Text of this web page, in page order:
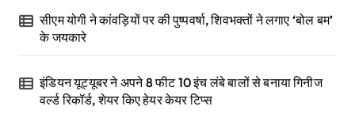
सीएम योगी ने कांवड़ियों पर की पुष्पवर्षा, शिवभक्तों ने लगाए ‘बोल बम’
के जयकारे
इंडियन यूट्यूबर ने अपने 8 फीट 10 इंच लंबे बालों से बनाया गिनीज
वर्ल्ड रिकॉर्ड, शेयर किए हेयर केयर टिप्स